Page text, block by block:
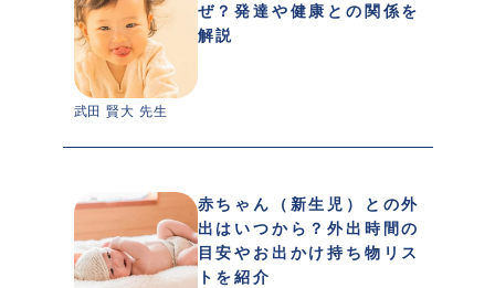
ぜ？発達や健康との関係を
解説
武田 賢大 先生
赤ちゃん（新生児）との外
出はいつから？外出時間の
目安やお出かけ持ち物リス
トを紹介